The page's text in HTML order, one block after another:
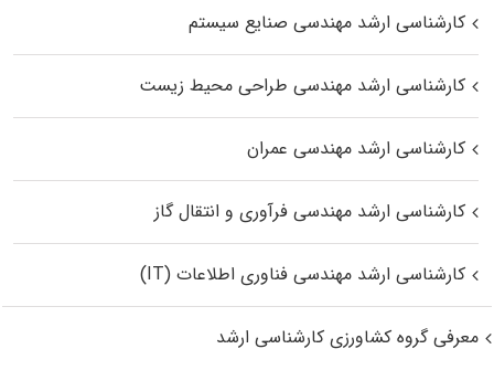
کارشناسی ارشد مهندسی صنایع سیستم
کارشناسی ارشد مهندسی طراحی محیط زیست
کارشناسی ارشد مهندسی عمران
کارشناسی ارشد مهندسی فرآوری و انتقال گاز
کارشناسی ارشد مهندسی فناوری اطلاعات (IT)
معرفی گروه کشاورزی کارشناسی ارشد